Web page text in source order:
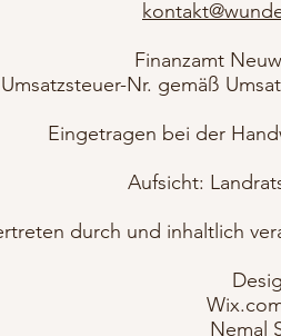
Finanzamt
Umsatzsteuer-Nr. gemäß
Eingetragen bei der
Aufsicht:
durch und inhaltlich
Nemal